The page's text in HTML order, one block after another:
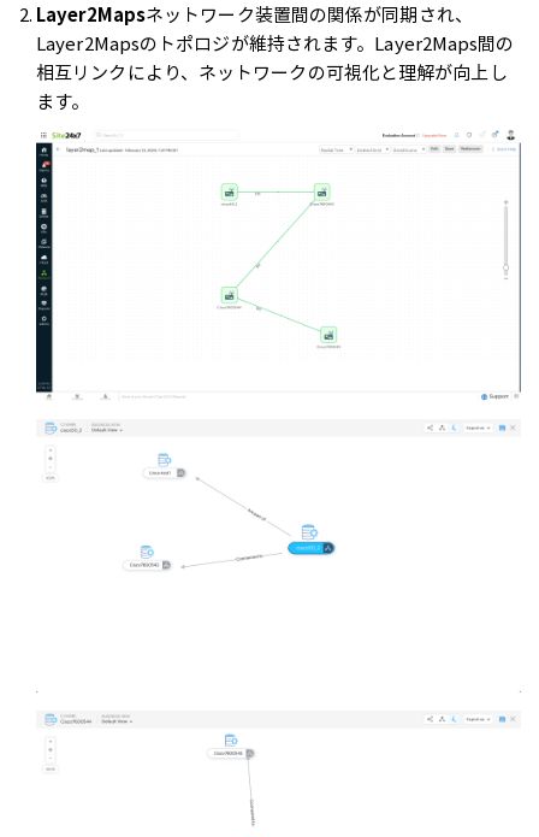
Layer2Mapsネットワーク装置間の関係が同期され、
Layer2Mapsのトポロジが維持されます。Layer2Maps間の
相互リンクにより、ネットワークの可視化と理解が向上し
ます。